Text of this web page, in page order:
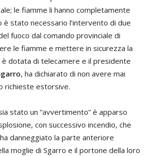
le fiamme li hanno completamente
stato necessario l’intervento di due
fuoco dal comando provinciale di
le fiamme e mettere in sicurezza la
è dotata di telecamere e il presidente
, ha dichiarato di non avere mai
richieste estorsive.
stato un “avvertimento” è apparso
con successivo incendio, che
danneggiato la parte anteriore
moglie di Sgarro e il portone della loro